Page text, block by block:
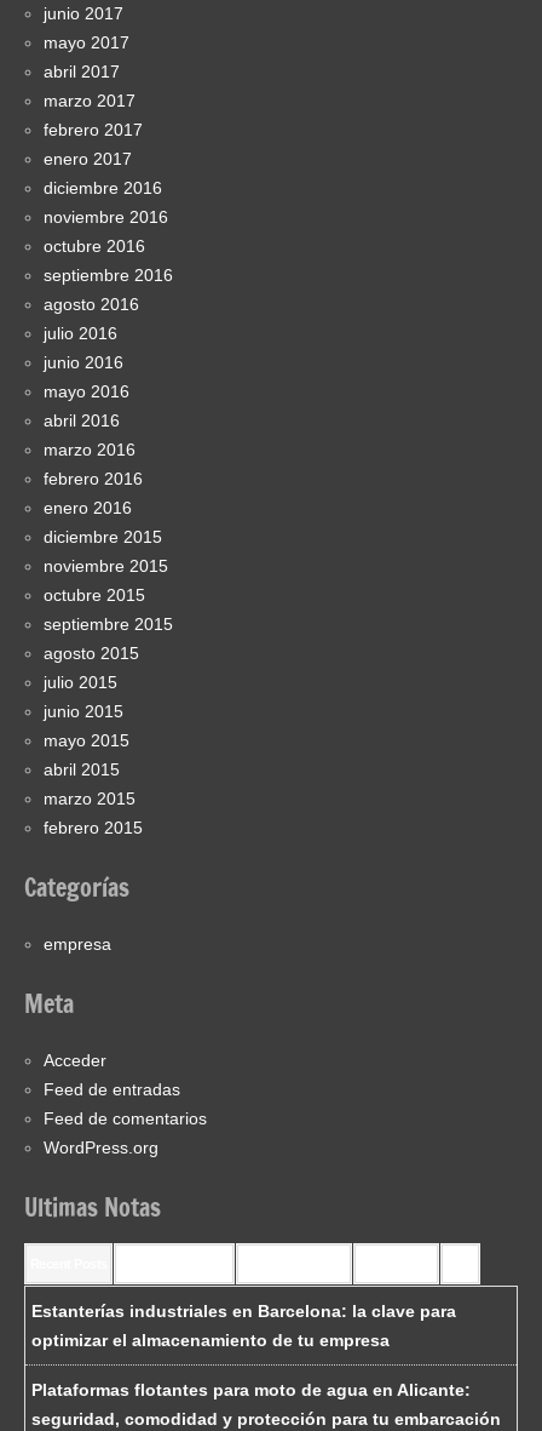
junio 2017
mayo 2017
abril 2017
marzo 2017
febrero 2017
enero 2017
diciembre 2016
noviembre 2016
octubre 2016
septiembre 2016
agosto 2016
julio 2016
junio 2016
mayo 2016
abril 2016
marzo 2016
febrero 2016
enero 2016
diciembre 2015
noviembre 2015
octubre 2015
septiembre 2015
agosto 2015
julio 2015
junio 2015
mayo 2015
abril 2015
marzo 2015
febrero 2015
Categorías
empresa
Meta
Acceder
Feed de entradas
Feed de comentarios
WordPress.org
Ultimas Notas
Estanterías industriales en Barcelona: la clave para
optimizar el almacenamiento de tu empresa
Plataformas flotantes para moto de agua en Alicante:
seguridad, comodidad y protección para tu embarcación